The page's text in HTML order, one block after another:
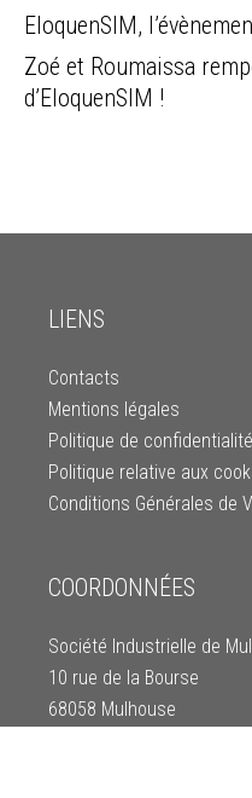
EloquenSIM,
Zoé et Roumaissa
d’EloquenSIM !
LIENS
Contacts
Mentions légales
Politique de confidentialité
Politique relative aux
Conditions Générales de
COORDONNÉES
Société Industrielle de
10 rue de la Bourse
68058 Mulhouse